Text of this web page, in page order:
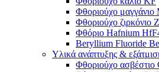
Φθοριούχο μαγγάνιο
Φθοριούχο ζιρκόνιο
Φθόριο Hafnium
Beryllium Fluoride
Υλικά ανάπτυξης &
Φθοριούχο ασβέστιο